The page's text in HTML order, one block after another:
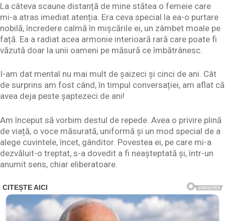
La câteva scaune distanță de mine stătea o femeie care
mi-a atras imediat atenția. Era ceva special la ea-o purtare
nobilă, încredere calmă în mișcările ei, un zâmbet moale pe
față. Ea a radiat acea armonie interioară rară care poate fi
văzută doar la unii oameni pe măsură ce îmbătrânesc.
I-am dat mental nu mai mult de șaizeci și cinci de ani. Cât
de surprins am fost când, în timpul conversației, am aflat că
avea deja peste șaptezeci de ani!
Am început să vorbim destul de repede. Avea o privire plină
de viață, o voce măsurată, uniformă și un mod special de a
alege cuvintele, încet, gânditor. Povestea ei, pe care mi-a
dezvăluit-o treptat, s-a dovedit a fi neașteptată și, într-un
anumit sens, chiar eliberatoare.